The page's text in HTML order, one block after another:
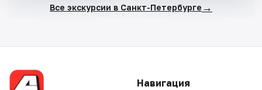
Все экскурсии в Санкт-Петербурге →
Навигация